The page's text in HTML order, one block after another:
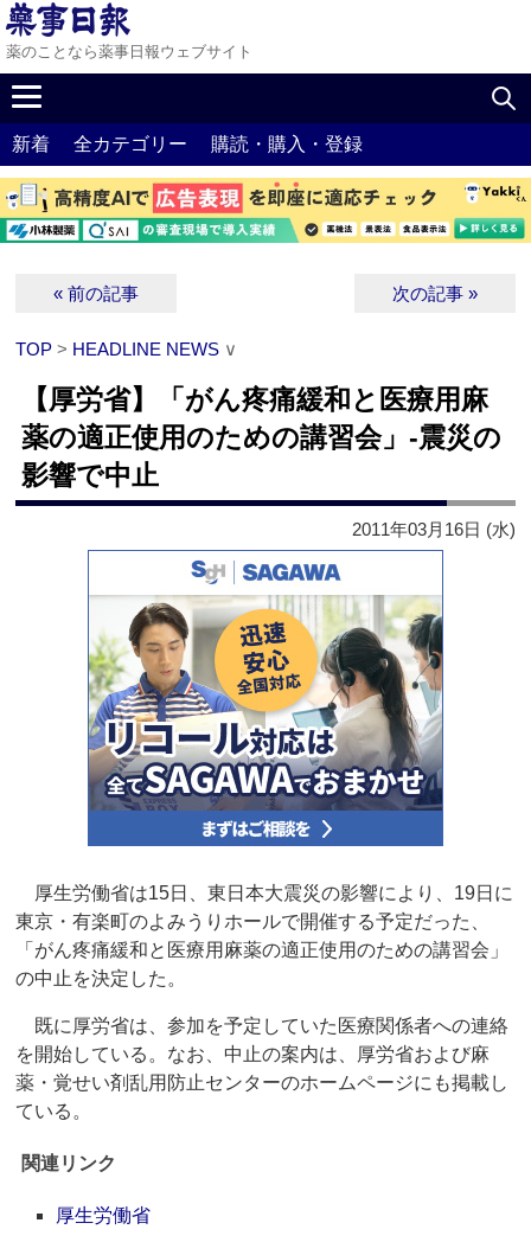
薬のことなら薬事日報ウェブサイト
新着 全カテゴリー 購読・購入・登録
« 前の記事 次の記事 »
TOP > HEADLINE NEWS ∨
【厚労省】「がん疼痛緩和と医療用麻
薬の適正使用のための講習会」‐震災の
影響で中止
2011年03月16日 (水)
厚生労働省は15日、東日本大震災の影響により、19日に
東京・有楽町のよみうりホールで開催する予定だった、
「がん疼痛緩和と医療用麻薬の適正使用のための講習会」
の中止を決定した。
既に厚労省は、参加を予定していた医療関係者への連絡
を開始している。なお、中止の案内は、厚労省および麻
薬・覚せい剤乱用防止センターのホームページにも掲載し
ている。
関連リンク
厚生労働省